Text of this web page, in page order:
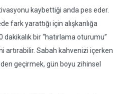
kaybettiği anda pes eder.
fark yarattığı için alışkanlığa
dakikalık bir “hatırlama oturumu”
artırabilir. Sabah kahvenizi içerken
geçirmek, gün boyu zihinsel